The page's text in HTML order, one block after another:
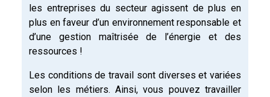
les entreprises du secteur agissent de plus en
plus en faveur d’un environnement responsable et
d’une gestion maîtrisée de l’énergie et des
ressources !
Les conditions de travail sont diverses et variées
selon les métiers. Ainsi, vous pouvez travailler